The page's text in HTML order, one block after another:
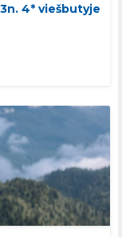
4* viešbutyje